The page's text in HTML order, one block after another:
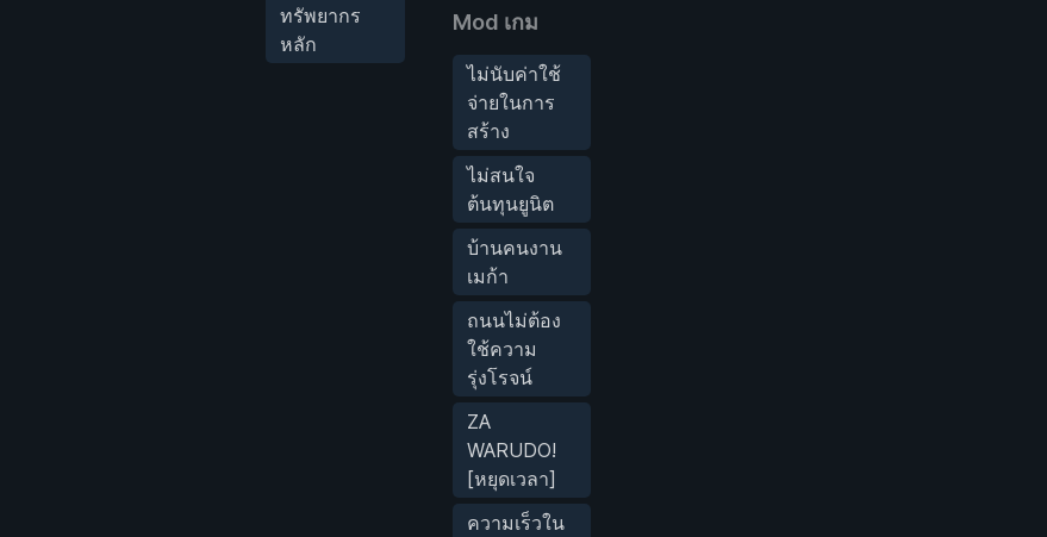
ทรัพยากร
หลัก
Mod เกม
ไม่นับค่าใช้
จ่ายในการ
สร้าง
ไม่สนใจ
ต้นทุนยูนิต
บ้านคนงาน
เมก้า
ถนนไม่ต้อง
ใช้ความ
รุ่งโรจน์
ZA
WARUDO!
[หยุดเวลา]
ความเร็วใน